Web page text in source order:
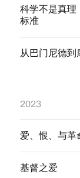
科学不是真理
标准
从巴门尼德
2023
爱、恨、与革
基督之爱